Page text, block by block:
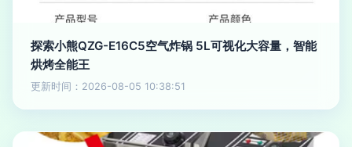
探索小熊QZG-E16C5空气炸锅 5L可视化大容量，智能
烘烤全能王
更新时间：2026-08-05 10:38:51